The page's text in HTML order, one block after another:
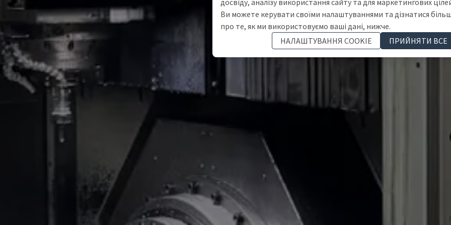
досвіду, аналізу використання сайту та для маркетингових
Ви можете керувати своїми налаштуваннями та дізнатися
про те, як ми використовуємо ваші дані, нижче.
НАЛАШТУВАННЯ COOKIE
ПРИЙНЯТИ ВСЕ